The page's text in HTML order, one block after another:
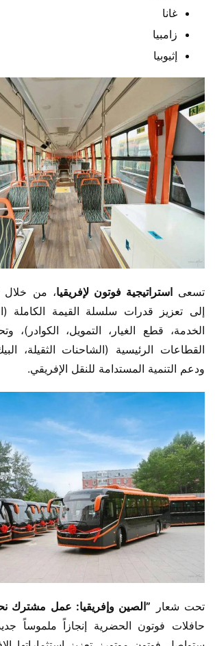
غانا
زامبيا
إثيوبيا
تسعى ​​استراتيجية فوتون لإفريقيا​​، من خلال ​
ودعم التنمية المستدامة للنقل الإفريقي.
تحت شعار ​ ​”الصين وإفريقيا: عمل مشترك